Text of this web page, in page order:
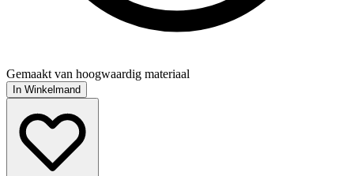
Gemaakt van hoogwaardig materiaal
In Winkelmand